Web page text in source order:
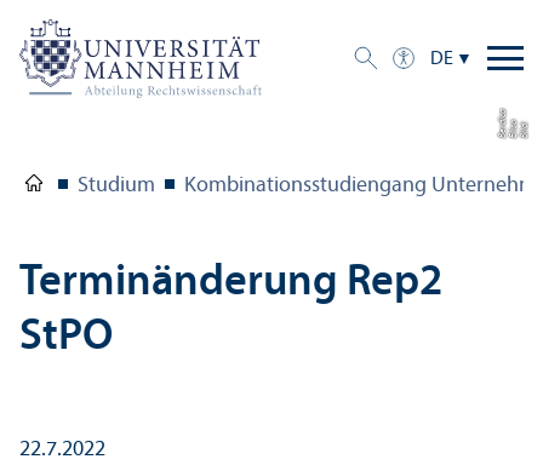
DE
Bil
d:
Eli
s
a
B
e
r
dic
a
Studium Kombinations­studien­gang
Terminänderung Rep2
StPO
22.7.2022